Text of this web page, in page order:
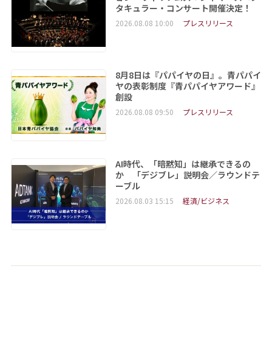
タキュラー・コンサート開催決定！
2026.08.08 10:00 プレスリリース
8月8日は『パパイヤの日』。青パパイ
ヤの表彰制度『青パパイヤアワード』
創設
2026.08.08 09:50 プレスリリース
AI時代、「暗黙知」は継承できるの
か 「デジブレ」説明会／ラウンドテ
ーブル
2026.08.03 15:15 経済/ビジネス